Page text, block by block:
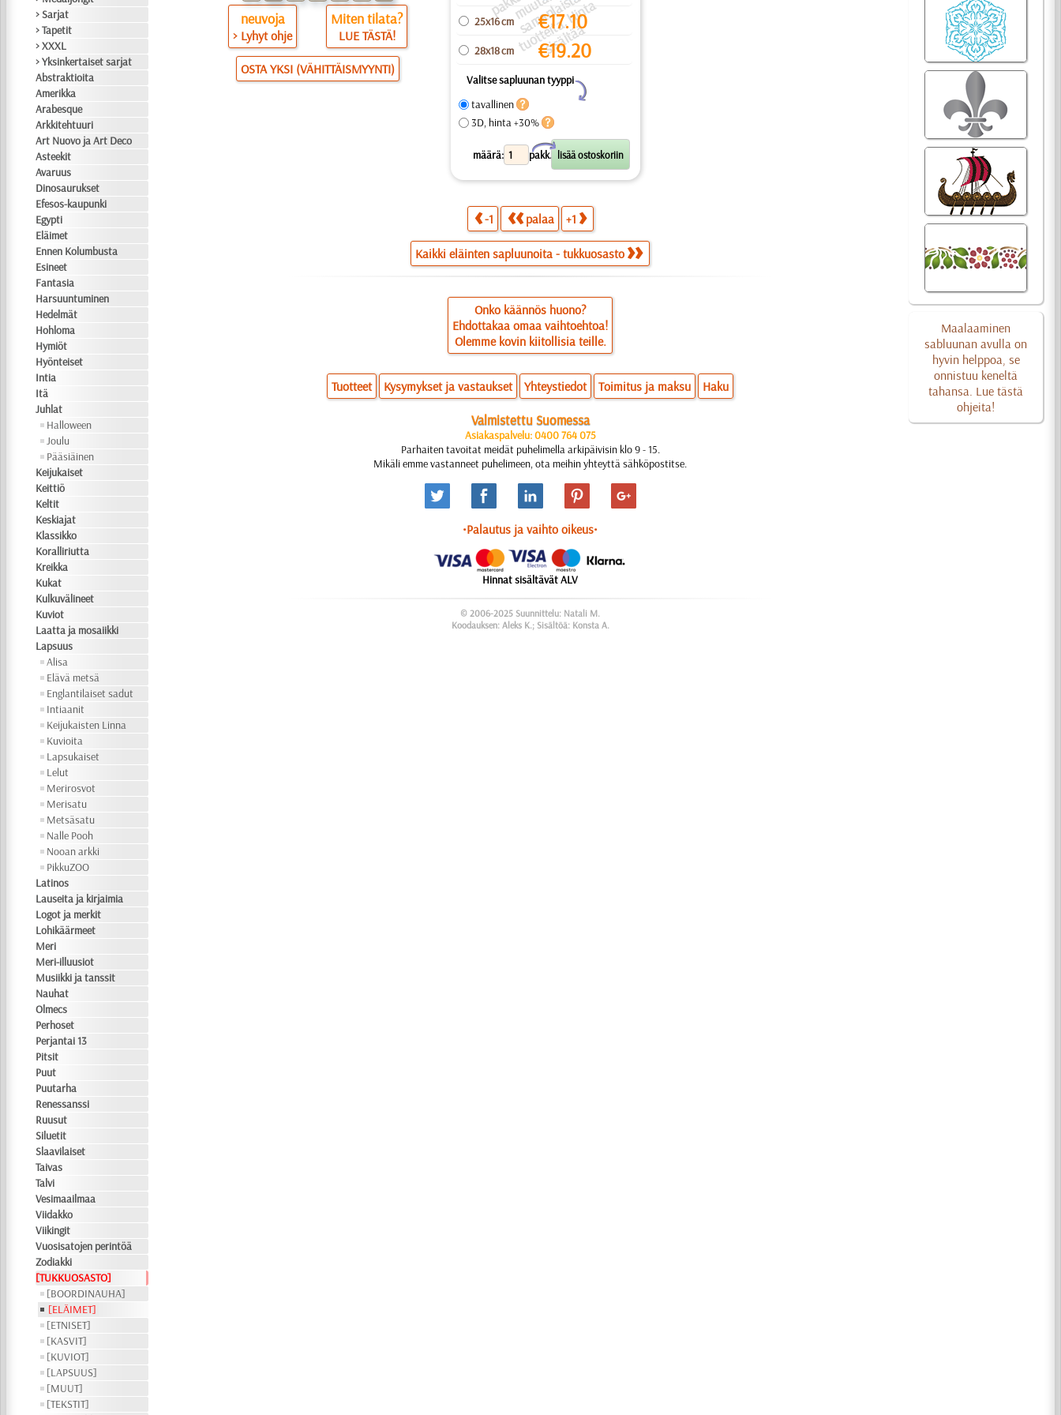
> Sarjat
> Tapetit
> XXXL
> Yksinkertaiset sarjat
Abstraktioita
Amerikka
Arabesque
Arkkitehtuuri
Art Nuovo ja Art Deco
Asteekit
Avaruus
Dinosaurukset
Efesos-kaupunki
Egypti
Eläimet
Ennen Kolumbusta
Esineet
Fantasia
Harsuuntuminen
Hedelmät
Hohloma
Hymiöt
Hyönteiset
Intia
Itä
Juhlat
Halloween
Joulu
Pääsiäinen
Keijukaiset
Keittiö
Keltit
Keskiajat
Klassikko
Koralliriutta
Kreikka
Kukat
Kulkuvälineet
Kuviot
Laatta ja mosaiikki
Lapsuus
Alisa
Elävä metsä
Englantilaiset sadut
Intiaanit
Keijukaisten Linna
Kuvioita
Lapsukaiset
Lelut
Merirosvot
Merisatu
Metsäsatu
Nalle Pooh
Nooan arkki
PikkuZOO
Latinos
Lauseita ja kirjaimia
Logot ja merkit
Lohikäärmeet
Meri
Meri-illuusiot
Musiikki ja tanssit
Nauhat
Olmecs
Perhoset
Perjantai 13
Pitsit
Puut
Puutarha
Renessanssi
Ruusut
Siluetit
Slaavilaiset
Taivas
Talvi
Vesimaailmaa
Viidakko
Viikingit
Vuosisatojen perintöä
Zodiakki
[TUKKUOSASTO]
[BOORDINAUHA]
[ELÄIMET]
[ETNISET]
[KASVIT]
[KUVIOT]
[LAPSUUS]
[MUUT]
[TEKSTIT]
Maalaaminen
sabluunan avulla on
hyvin helppoa, se
onnistuu keneltä
tahansa. Lue tästä
ohjeita!
neuvoja
> Lyhyt ohje
Miten tilata?
LUE TÄSTÄ!
OSTA YKSI (VÄHITTÄISMYYNTI)
a
a
u
a
s
ai
a
ei
a
ä
25x16 cm €17.10
28x18 cm €19.20
Valitse sapluunan tyyppi
Y
tavallinen
3D, hinta +30%
määrä: pakk.
X
-1 palaa +1
Kaikki eläinten sapluunoita - tukkuosasto
Onko käännös huono?
Ehdottakaa omaa vaihtoehtoa!
Olemme kovin kiitollisia teille.
Tuotteet Kysymykset ja vastaukset Yhteystiedot Toimitus ja maksu Haku
Valmistettu Suomessa
Asiakaspalvelu: 0400 764 075
Parhaiten tavoitat meidät puhelimella arkipäivisin klo 9 - 15.
Mikäli emme vastanneet puhelimeen, ota meihin yhteyttä sähköpostitse.
•Palautus ja vaihto oikeus•
Hinnat sisältävät ALV
© 2006-2025 Suunnittelu: Natali M.
Koodauksen: Aleks K.; Sisältöä: Konsta A.